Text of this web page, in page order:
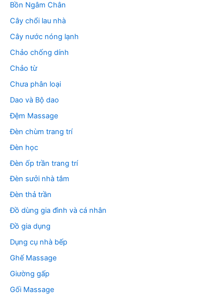
Bồn Ngâm Chân
Cây chổi lau nhà
Cây nước nóng lạnh
Chảo chống dính
Chảo từ
Chưa phân loại
Dao và Bộ dao
Đệm Massage
Đèn chùm trang trí
Đèn học
Đèn ốp trần trang trí
Đèn sưởi nhà tắm
Đèn thả trần
Đồ dùng gia đình và cá nhân
Đồ gia dụng
Dụng cụ nhà bếp
Ghế Massage
Giường gấp
Gối Massage